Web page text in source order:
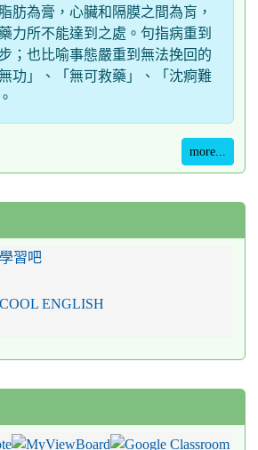
肪為膏，心臟和隔膜之間為肓，
力所不能達到之處。句指病重到
；也比喻事態嚴重到無法挽回的
功」、「無可救藥」、「沈痾難
more...